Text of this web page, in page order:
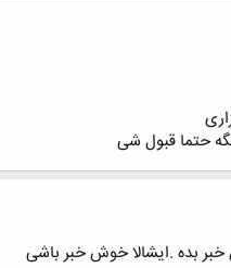
حتما قبول شی
خبر بده .ایشالا خوش خبر باشی